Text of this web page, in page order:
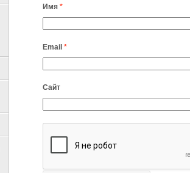
Имя *
Email *
Сайт